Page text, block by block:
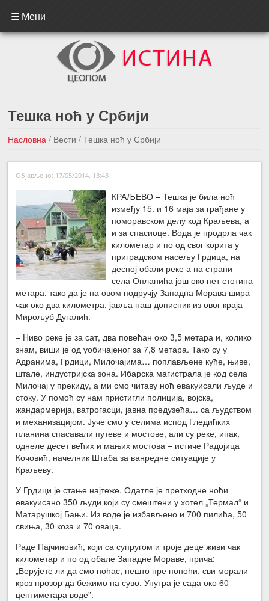
☰ Мени
Тешка ноћ у Србији
Насловна / Вести/ Тешка ноћ у Србији
←Претходна вест
Следећа вест →
Објављено: 17/05/2014, 13:43
КРАЉЕВО – Тешка је била ноћ
између 15. и 16 маја за грађане у
поморавском делу код Краљева, а
и за спасиоце. Вода је продрла чак
километар и по од свог корита у
приградском насељу Грдица, на
десној обали реке а на страни
села Опланића још око пет стотина
метара, тако да је на овом подручју Западна Морава шира
чак око два километра, јавља наш дописник из овог краја
Мирољуб Дугалић.
– Ниво реке је за сат, два повећан око 3,5 метара и, колико
знам, виши је од уобичајеног за 7,8 метара. Тако су у
Адранима, Грдици, Милочајима… поплављене куће, њиве,
штале, индустријска зона. Ибарска магистрала је код села
Милочај у прекиду, а ми смо читаву ноћ евакуисали људе и
стоку. У помоћ су нам пристигли полиција, војска,
жандармерија, ватрогасци, јавна предузећа… са људством
и механизацијом. Јуче смо у селима испод Гледићких
планина спасавали путеве и мостове, али су реке, ипак,
однеле десет већих и мањих мостова – истиче Радојица
Кочовић, начелник Штаба за ванредне ситуације у
Краљеву.
У Грдици је стање најтеже. Одатле је претходне ноћи
евакуисано 350 људи који су смештени у хотел „Термал“ и
Матарушкој Бањи. Из воде је избављено и 700 пилића, 50
свиња, 30 коза и 70 оваца.
Раде Пајчиновић, који са супругом и троје деце живи чак
километар и по од обале Западне Мораве, прича:
„Верујете ли да смо ноћас, нешто пре поноћи, сви морали
кроз прозор да бежимо на суво. Унутра је сада око 60
центиметара воде”.